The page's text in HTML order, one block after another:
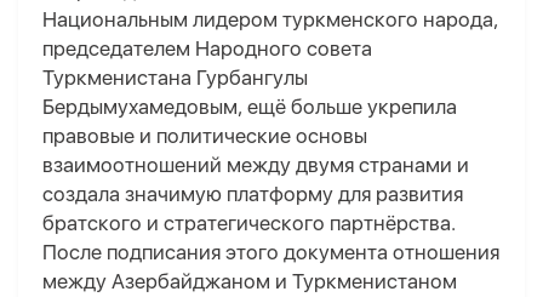
Национальным лидером туркменского народа,
председателем Народного совета
Туркменистана Гурбангулы
Бердымухамедовым, ещё больше укрепила
правовые и политические основы
взаимоотношений между двумя странами и
создала значимую платформу для развития
братского и стратегического партнёрства.
После подписания этого документа отношения
между Азербайджаном и Туркменистаном